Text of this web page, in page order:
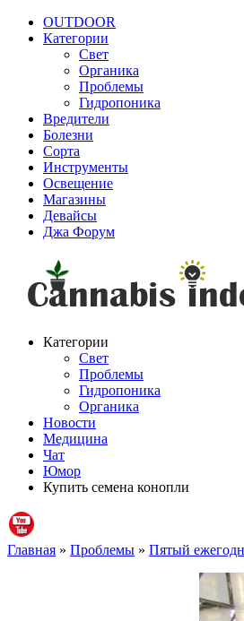
OUTDOOR
Категории
Свет
Органика
Проблемы
Гидропоника
Вредители
Болезни
Сорта
Инструменты
Освещение
Магазины
Девайсы
Джа Форум
Категории
Свет
Проблемы
Гидропоника
Органика
Новости
Медицина
Чат
Юмор
Купить семена конопли
Главная » Проблемы » Пятый